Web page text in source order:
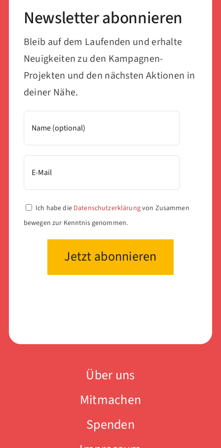
Newsletter abonnieren
Bleib auf dem Laufenden und erhalte
Neuigkeiten zu den Kampagnen-
Projekten und den nächsten Aktionen in
deiner Nähe.
Ich habe die Datenschutzerklärungvon Zusammen
bewegen zur Kenntnis genommen.
Über uns
Mitmachen
Spenden